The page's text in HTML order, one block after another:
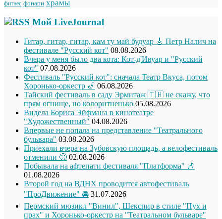
фитнес фонари храмы
Мой LiveJournal
Гитар, гитар, гитар, кам ту май будуар 🎸 Петр Налич на
фестивале "Русский кот" 08.08.2026
Вчера у меня было два кота: Кот-д'Ивуар и "Русский
кот" 07.08.2026
Фестиваль "Русский кот": сначала Театр Вкуса, потом
Хоронько-оркестр 🎷 06.08.2026
Тайский фестиваль в саду Эрмитаж 🇹🇭 не скажу, что
прям огнище, но колоритненько 05.08.2026
Видела Бориса Эйфмана в кинотеатре
"Художественный" 04.08.2026
Впервые не попала на представление "Театрального
бульвара" 03.08.2026
Приехали вчера на Зубовскую площадь, а велофестиваль
отменили 🙁 02.08.2026
Побывала на афтепати фестиваля "Платформа" 🎶
01.08.2026
Второй год на ВДНХ проводится автофестиваль
"ПроДвижение" 🚘 31.07.2026
Пермский мюзикл "Винил", Шекспир в стиле "Пух и
прах" и Хоронько-оркестр на "Театральном бульваре"